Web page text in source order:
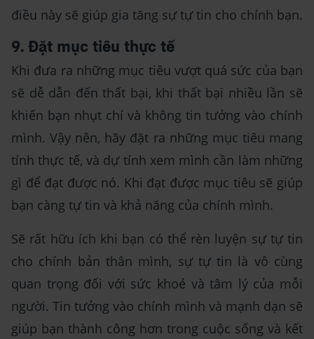
điều này sẽ giúp gia tăng sự tự tin cho chính bạn.
9. Đặt mục tiêu thực tế
Khi đưa ra những mục tiêu vượt quá sức của bạn
sẽ dễ dẫn đến thất bại, khi thất bại nhiều lần sẽ
khiến bạn nhụt chí và không tin tưởng vào chính
mình. Vậy nên, hãy đặt ra những mục tiêu mang
tính thực tế, và dự tính xem mình cần làm những
gì để đạt được nó. Khi đạt được mục tiêu sẽ giúp
bạn càng tự tin và khả năng của chính mình.
Sẽ rất hữu ích khi bạn có thể rèn luyện sự tự tin
cho chính bản thân mình, sự tự tin là vô cùng
quan trọng đối với sức khoẻ và tâm lý của mỗi
người. Tin tưởng vào chính mình và mạnh dạn sẽ
giúp bạn thành công hơn trong cuộc sống và kết